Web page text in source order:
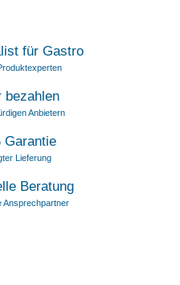
für Gastro
bezahlen
Anbietern
Garantie
Lieferung
Beratung
Ansprechpartner